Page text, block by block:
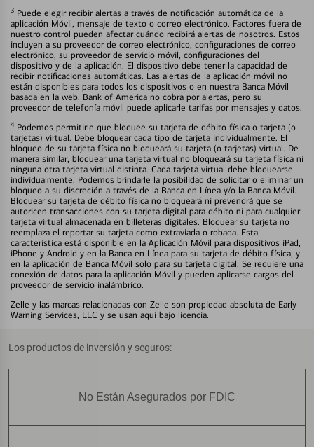
3 Puede elegir recibir alertas a través de notificación automática de la
aplicación Móvil, mensaje de texto o correo electrónico. Factores fuera de
nuestro control pueden afectar cuándo recibirá alertas de nosotros. Estos
incluyen a su proveedor de correo electrónico, configuraciones de correo
electrónico, su proveedor de servicio móvil, configuraciones del
dispositivo y de la aplicación. El dispositivo debe tener la capacidad de
recibir notificaciones automáticas. Las alertas de la aplicación móvil no
están disponibles para todos los dispositivos o en nuestra Banca Móvil
basada en la web. Bank of America no cobra por alertas, pero su
proveedor de telefonía móvil puede aplicarle tarifas por mensajes y datos.
4 Podemos permitirle que bloquee su tarjeta de débito física o tarjeta (o
tarjetas) virtual. Debe bloquear cada tipo de tarjeta individualmente. El
bloqueo de su tarjeta física no bloqueará su tarjeta (o tarjetas) virtual. De
manera similar, bloquear una tarjeta virtual no bloqueará su tarjeta física ni
ninguna otra tarjeta virtual distinta. Cada tarjeta virtual debe bloquearse
individualmente. Podemos brindarle la posibilidad de solicitar o eliminar un
bloqueo a su discreción a través de la Banca en Línea y/o la Banca Móvil.
Bloquear su tarjeta de débito física no bloqueará ni prevendrá que se
autoricen transacciones con su tarjeta digital para débito ni para cualquier
tarjeta virtual almacenada en billeteras digitales. Bloquear su tarjeta no
reemplaza el reportar su tarjeta como extraviada o robada. Esta
característica está disponible en la Aplicación Móvil para dispositivos iPad,
iPhone y Android y en la Banca en Línea para su tarjeta de débito física, y
en la aplicación de Banca Móvil solo para su tarjeta digital. Se requiere una
conexión de datos para la aplicación Móvil y pueden aplicarse cargos del
proveedor de servicio inalámbrico.
Zelle y las marcas relacionadas con Zelle son propiedad absoluta de Early
Warning Services, LLC y se usan aquí bajo licencia.
Los productos de inversión y seguros:
No Están Asegurados por FDIC